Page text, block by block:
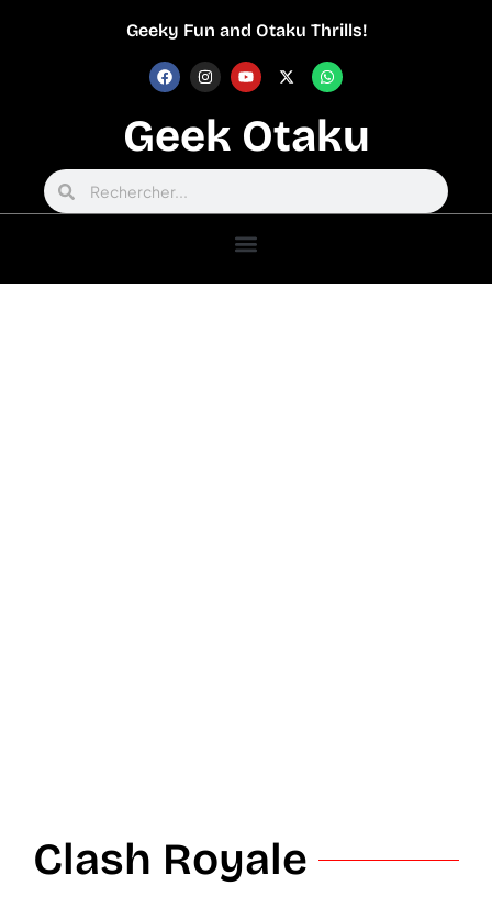
Geeky Fun and Otaku Thrills!
Geek Otaku
Clash Royale